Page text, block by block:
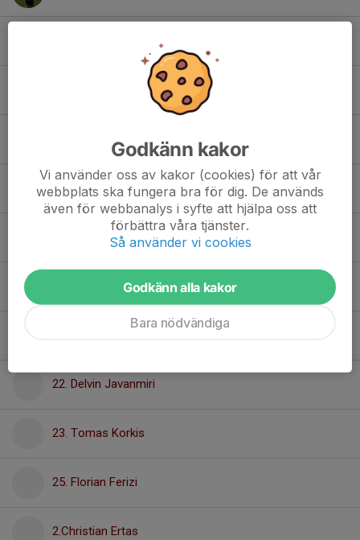
12. Markus Adwani
13. Joseph Bargabro
14. Yousif Hayder Abduljabbar
15. Alfons Möller
20. Noel Deniz
22. Delvin Javanmiri
23. Tomas Korkis
25. Florian Ferizi
2.Christian Ertas
Godkänn kakor
Vi använder oss av kakor (cookies) för att vår
webbplats ska fungera bra för dig. De används
även för webbanalys i syfte att hjälpa oss att
förbättra våra tjänster.
Så använder vi cookies
Godkänn alla kakor
Bara nödvändiga